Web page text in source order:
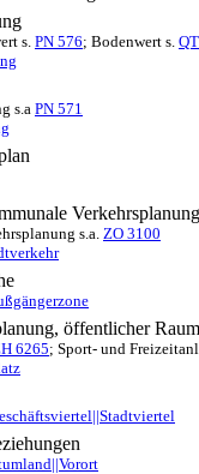
s. PN 576; Bodenwert s.
s.a PN 571
Verkehrsplanung
s.a.ZO 3100
öffentlicher Raum
6265; Sport- und